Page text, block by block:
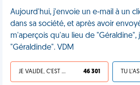
Aujourd'hui, j'envoie un e-mail à un
dans sa société, et après avoir
m'aperçois qu'au lieu de "Géraldine",
"Géraldinde". VDM
JE VALIDE, C'EST UNE VDM 46 301